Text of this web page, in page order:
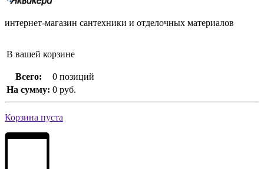
интернет-магазин сантехники и отделочных материалов
В вашей корзине
Всего:
0 позиций
На сумму: 0 руб.
Корзина пуста